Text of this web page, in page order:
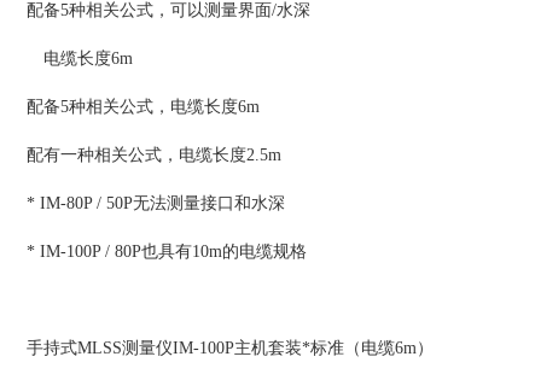
配备5种相关公式，可以测量界面/水深
电缆长度6m
配备5种相关公式，电缆长度6m
配有一种相关公式，电缆长度2.5m
* IM-80P / 50P无法测量接口和水深
* IM-100P / 80P也具有10m的电缆规格
手持式MLSS测量仪IM-100P主机套装*标准（电缆6m）